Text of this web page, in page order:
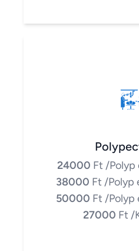
24000 Ft /Polyp
38000 Ft /Polyp
50000 Ft /Polyp
27000 Ft /